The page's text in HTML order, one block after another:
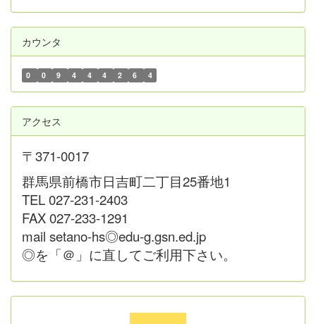
カウンタ
0 0 9 4 4 4 2 6 4
アクセス
〒371-0017
群馬県前橋市日吉町二丁目25番地1
TEL 027-231-2403
FAX 027-233-1291
mail setano-hs◎edu-g.gsn.ed.jp
◎を「＠」に直してご利用下さい。